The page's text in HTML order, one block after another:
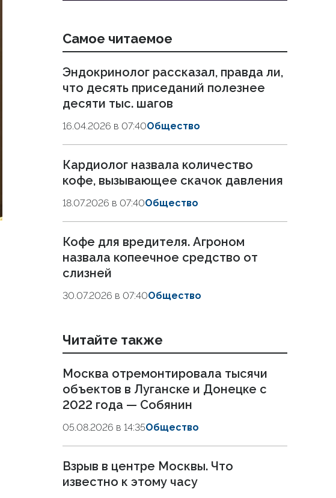
Самое читаемое
Эндокринолог рассказал, правда ли,
что десять приседаний полезнее
десяти тыс. шагов
16.04.2026 в 07:40Общество
Кардиолог назвала количество
кофе, вызывающее скачок давления
18.07.2026 в 07:40Общество
Кофе для вредителя. Агроном
назвала копеечное средство от
слизней
30.07.2026 в 07:40Общество
Читайте также
Москва отремонтировала тысячи
объектов в Луганске и Донецке с
2022 года — Собянин
05.08.2026 в 14:35Общество
Взрыв в центре Москвы. Что
известно к этому часу